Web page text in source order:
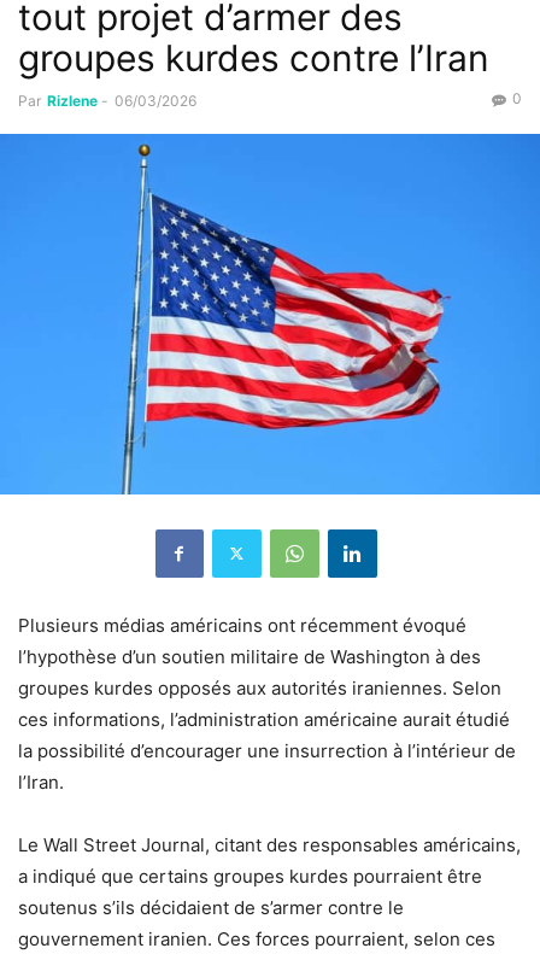
tout projet d’armer des
groupes kurdes contre l’Iran
Par Rizlene - 06/03/2026 0
Plusieurs médias américains ont récemment évoqué
l’hypothèse d’un soutien militaire de Washington à des
groupes kurdes opposés aux autorités iraniennes. Selon
ces informations, l’administration américaine aurait étudié
la possibilité d’encourager une insurrection à l’intérieur de
l’Iran.
Le Wall Street Journal, citant des responsables américains,
a indiqué que certains groupes kurdes pourraient être
soutenus s’ils décidaient de s’armer contre le
gouvernement iranien. Ces forces pourraient, selon ces